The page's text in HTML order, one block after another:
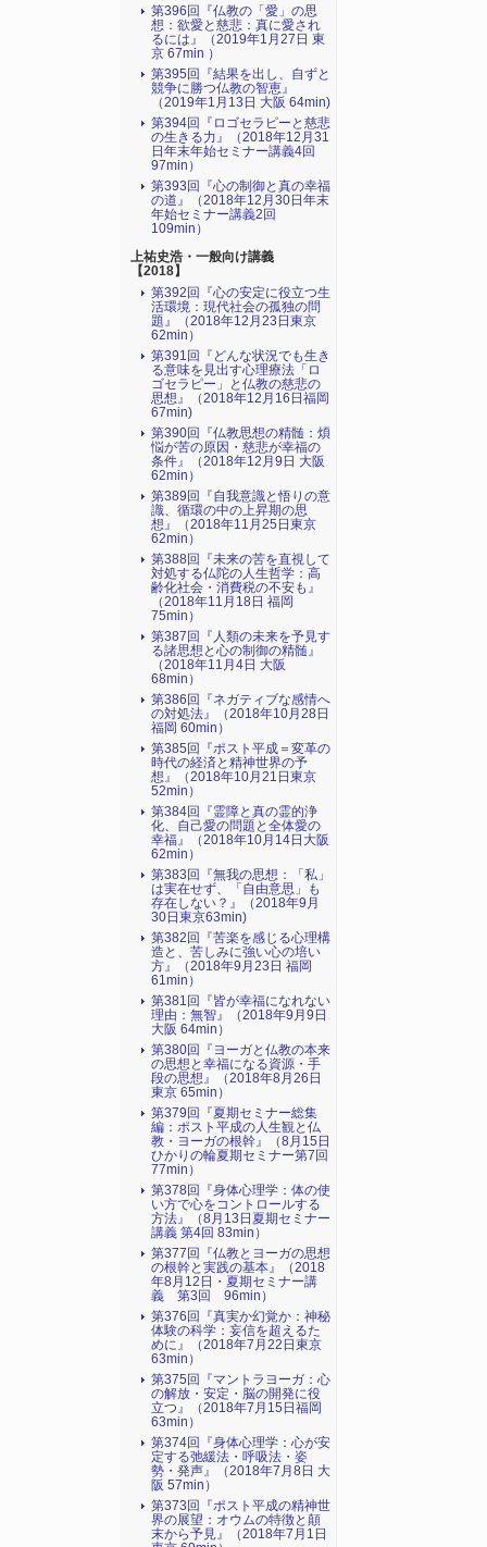
第396回『仏教の「愛」の思
想：欲愛と慈悲：真に愛され
るには』（2019年1月27日 東
京 67min ）
第395回『結果を出し、自ずと
競争に勝つ仏教の智恵』
（2019年1月13日 大阪 64min)
第394回『ロゴセラピーと慈悲
の生きる力』（2018年12月31
日年末年始セミナー講義4回
97min）
第393回『心の制御と真の幸福
の道』（2018年12月30日年末
年始セミナー講義2回
109min）
上祐史浩・一般向け講義
【2018】
第392回『心の安定に役立つ生
活環境：現代社会の孤独の問
題』（2018年12月23日東京
62min）
第391回『どんな状況でも生き
る意味を見出す心理療法「ロ
ゴセラピー」と仏教の慈悲の
思想』（2018年12月16日福岡
67min)
第390回『仏教思想の精髄：煩
悩が苦の原因・慈悲が幸福の
条件』（2018年12月9日 大阪
62min）
第389回『自我意識と悟りの意
識、循環の中の上昇期の思
想』（2018年11月25日東京
62min）
第388回『未来の苦を直視して
対処する仏陀の人生哲学：高
齢化社会・消費税の不安も』
（2018年11月18日 福岡
75min）
第387回『人類の未来を予見す
る諸思想と心の制御の精髄』
（2018年11月4日 大阪
68min）
第386回『ネガティブな感情へ
の対処法』（2018年10月28日
福岡 60min）
第385回『ポスト平成＝変革の
時代の経済と精神世界の予
想』（2018年10月21日東京
52min）
第384回『霊障と真の霊的浄
化、自己愛の問題と全体愛の
幸福』（2018年10月14日大阪
62min）
第383回『無我の思想：「私」
は実在せず、「自由意思」も
存在しない？』（2018年9月
30日東京63min)
第382回『苦楽を感じる心理構
造と、苦しみに強い心の培い
方』（2018年9月23日 福岡
61min）
第381回『皆が幸福になれない
理由：無智』（2018年9月9日
大阪 64min）
第380回『ヨーガと仏教の本来
の思想と幸福になる資源・手
段の思想』（2018年8月26日
東京 65min）
第379回『夏期セミナー総集
編：ポスト平成の人生観と仏
教・ヨーガの根幹』（8月15日
ひかりの輪夏期セミナー第7回
77min）
第378回『身体心理学：体の使
い方で心をコントロールする
方法』（8月13日夏期セミナー
講義 第4回 83min）
第377回『仏教とヨーガの思想
の根幹と実践の基本』（2018
年8月12日・夏期セミナー講
義 第3回 96min）
第376回『真実か幻覚か：神秘
体験の科学：妄信を超えるた
めに』（2018年7月22日東京
63min）
第375回『マントラヨーガ：心
の解放・安定・脳の開発に役
立つ』（2018年7月15日福岡
63min）
第374回『身体心理学：心が安
定する弛緩法・呼吸法・姿
勢・発声』（2018年7月8日 大
阪 57min）
第373回『ポスト平成の精神世
界の展望：オウムの特徴と顛
末から予見』（2018年7月1日